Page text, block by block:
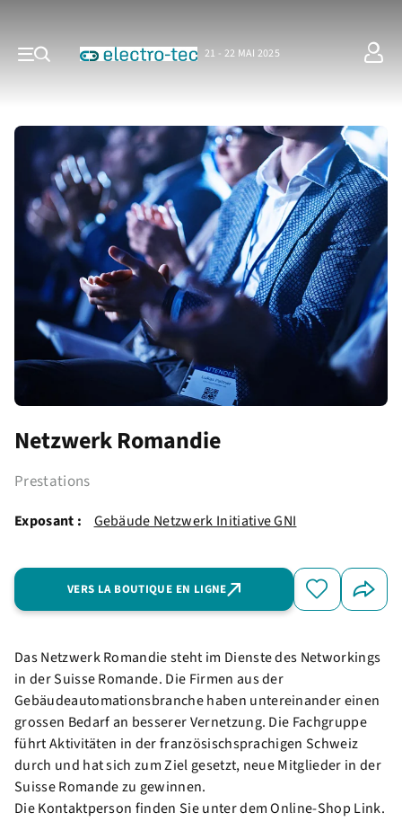
21 - 22 MAI 2025
Netzwerk Romandie
Prestations
Exposant : Gebäude Netzwerk Initiative GNI
VERS LA BOUTIQUE EN LIGNE
Das Netzwerk Romandie steht im Dienste des Networkings
in der Suisse Romande. Die Firmen aus der
Gebäudeautomationsbranche haben untereinander einen
grossen Bedarf an besserer Vernetzung. Die Fachgruppe
führt Aktivitäten in der französischsprachigen Schweiz
durch und hat sich zum Ziel gesetzt, neue Mitglieder in der
Suisse Romande zu gewinnen.
Die Kontaktperson finden Sie unter dem Online-Shop Link.